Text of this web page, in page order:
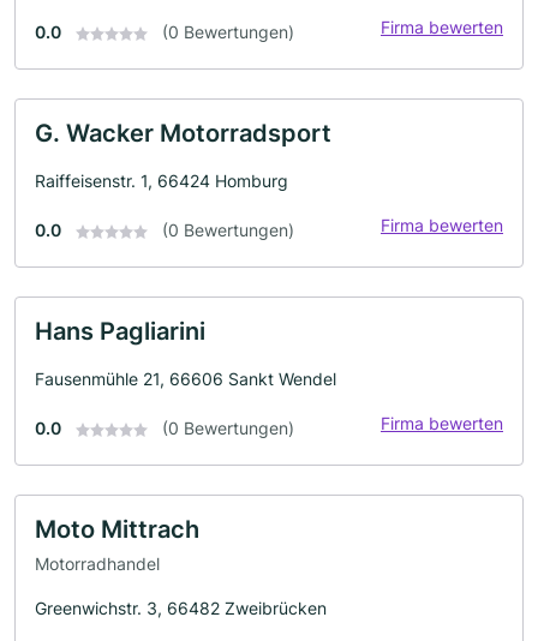
0.0 (0 Bewertungen) Firma bewerten
G. Wacker Motorradsport
Raiffeisenstr. 1, 66424 Homburg
0.0 (0 Bewertungen) Firma bewerten
Hans Pagliarini
Fausenmühle 21, 66606 Sankt Wendel
0.0 (0 Bewertungen) Firma bewerten
Moto Mittrach
Motorradhandel
Greenwichstr. 3, 66482 Zweibrücken